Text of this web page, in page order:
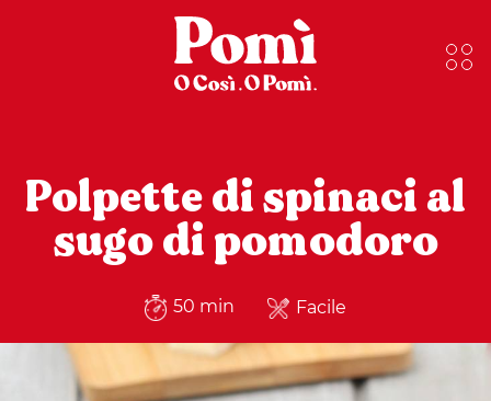
Polpette di spinaci al
sugo di pomodoro
50 min Facile